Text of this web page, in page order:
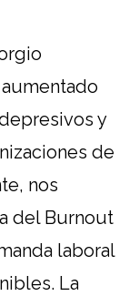
y
de
nos
del Burnout
laboral
La